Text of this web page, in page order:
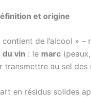
et origine
contient de l’alcool »
vin : le marc
au sel
en résidus solides